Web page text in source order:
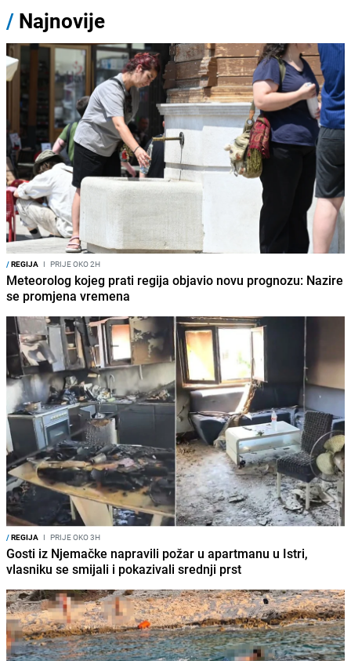
/ Najnovije
/REGIJA I PRIJE OKO 2H
Meteorolog kojeg prati regija objavio novu prognozu: Nazire
se promjena vremena
/REGIJA I PRIJE OKO 3H
Gosti iz Njemačke napravili požar u apartmanu u Istri,
vlasniku se smijali i pokazivali srednji prst